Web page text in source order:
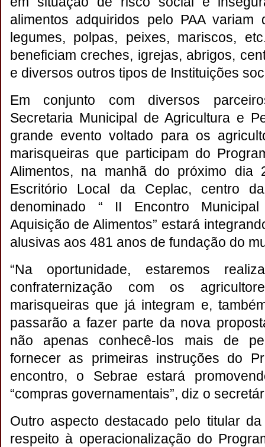
alimentos adquiridos pelo PAA variam
legumes, polpas, peixes, mariscos,
beneficiam creches, igrejas, abrigos,
e diversos outros tipos de Instituições
Em conjunto com diversos
Secretaria Municipal de Agricultura e
grande evento voltado para os
marisqueiras que participam do
Alimentos, na manhã do próximo dia
Escritório Local da Ceplac, centro
denominado “ II Encontro
Aquisição de Alimentos” estará
alusivas aos 481 anos de fundação do
“Na oportunidade, estaremos
confraternização com os
marisqueiras que já integram e,
passarão a fazer parte da nova
não apenas conhecê-los mais de
fornecer as primeiras instruções do
encontro, o Sebrae estará
“compras governamentais”, diz o
Outro aspecto destacado pelo titular
respeito à operacionalização do